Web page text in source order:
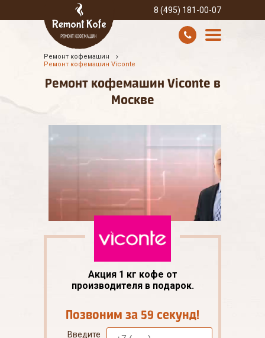
8 (495) 181-00-07
УСЛУГИ И ЦЕНЫ
Ремонт кофемашин
Ремонт кофемашин Viconte
Ремонт кофемашин Viconte в
Москве
Акция 1 кг кофе от
производителя в подарок.
Позвоним за 59 секунд!
Введите